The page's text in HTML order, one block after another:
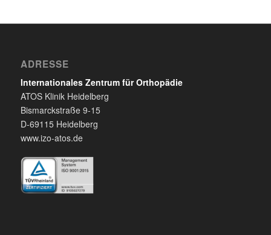
ADRESSE
Internationales Zentrum für Orthopädie
ATOS Klinik Heidelberg
Bismarckstraße 9-15
D-69115 Heidelberg
www.izo-atos.de